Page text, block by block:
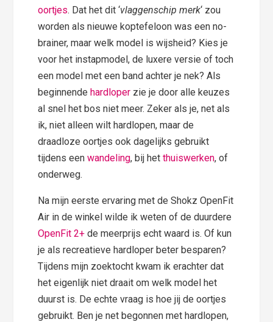
oortjes. Dat het dit ‘vlaggenschip merk‘ zou
worden als nieuwe koptefeloon was een no-
brainer, maar welk model is wijsheid? Kies je
voor het instapmodel, de luxere versie of toch
een model met een band achter je nek? Als
beginnendehardloper zie je door alle keuzes
al snel het bos niet meer. Zeker als je, net als
ik, niet alleen wilt hardlopen, maar de
draadloze oortjes ook dagelijks gebruikt
tijdens eenwandeling, bij hetthuiswerken, of
onderweg.
Na mijn eerste ervaring met de Shokz OpenFit
Air in de winkel wilde ik weten of de duurdere
OpenFit 2+ de meerprijs echt waard is. Of kun
je als recreatieve hardloper beter besparen?
Tijdens mijn zoektocht kwam ik erachter dat
het eigenlijk niet draait om welk model het
duurst is. De echte vraag is hoe jij de oortjes
gebruikt. Ben je net begonnen met hardlopen,